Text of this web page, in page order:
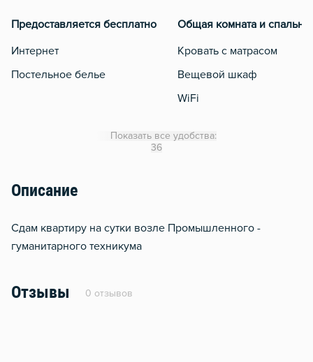
Предоставляется бесплатно
Интернет
Постельное белье
Общая комната и спальня
Кровать с матрасом
Вещевой шкаф
WiFi
Показать все удобства:
36
Описание
Сдам квартиру на сутки возле Промышленного -
гуманитарного техникума
Отзывы 0 отзывов